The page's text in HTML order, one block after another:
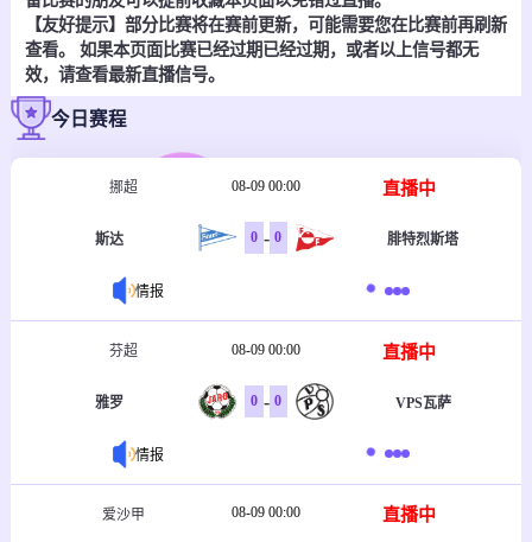
【友好提示】部分比赛将在赛前更新，可能需要您在比赛前再刷新
查看。 如果本页面比赛已经过期已经过期，或者以上信号都无
效，请查看最新直播信号。
今日赛程
挪超 08-09 00:00 直播中
斯达 0 - 0 腓特烈斯塔
情报
芬超 08-09 00:00 直播中
雅罗 0 - 0 VPS瓦萨
情报
爱沙甲 08-09 00:00 直播中